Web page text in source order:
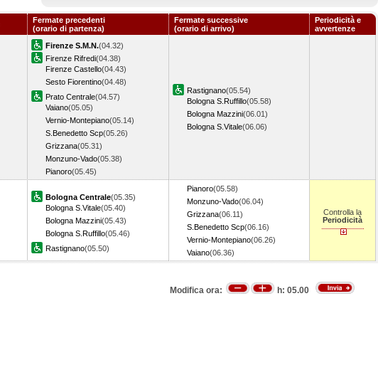
Fermate precedenti
(orario di partenza)
Fermate successive
(orario di arrivo)
Periodicità e
avvertenze
Firenze S.M.N.(04.32)
Firenze Rifredi(04.38)
Firenze Castello(04.43)
Sesto Fiorentino(04.48)
Prato Centrale(04.57)
Vaiano(05.05)
Vernio-Montepiano(05.14)
S.Benedetto Scp(05.26)
Grizzana(05.31)
Monzuno-Vado(05.38)
Pianoro(05.45)
Rastignano(05.54)
Bologna S.Ruffillo(05.58)
Bologna Mazzini(06.01)
Bologna S.Vitale(06.06)
Bologna Centrale(05.35)
Bologna S.Vitale(05.40)
Bologna Mazzini(05.43)
Bologna S.Ruffillo(05.46)
Rastignano(05.50)
Pianoro(05.58)
Monzuno-Vado(06.04)
Grizzana(06.11)
S.Benedetto Scp(06.16)
Vernio-Montepiano(06.26)
Vaiano(06.36)
Controlla la
Periodicità
Modifica ora: h: 05.00